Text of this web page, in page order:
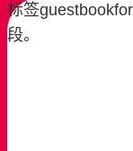
标签
段。